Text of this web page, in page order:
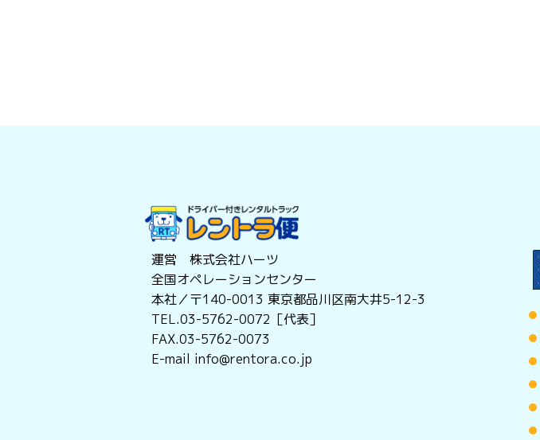
運営 株式会社ハーツ
全国オペレーションセンター
本社／〒140-0013 東京都品川区南大井5-12-3
TEL.03-5762-0072［代表］
FAX.03-5762-0073
E-mail info@rentora.co.jp